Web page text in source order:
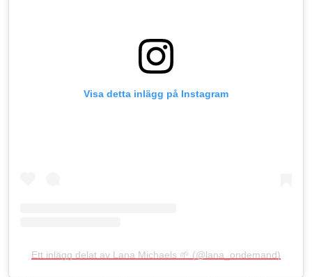
Visa detta inlägg på Instagram
Ett inlägg delat av Lana Michaels 🌱 (@lana_ondemand)